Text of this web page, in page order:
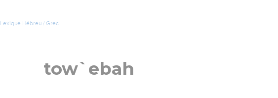
Lexique Hébreu / Grec
tow`ebah